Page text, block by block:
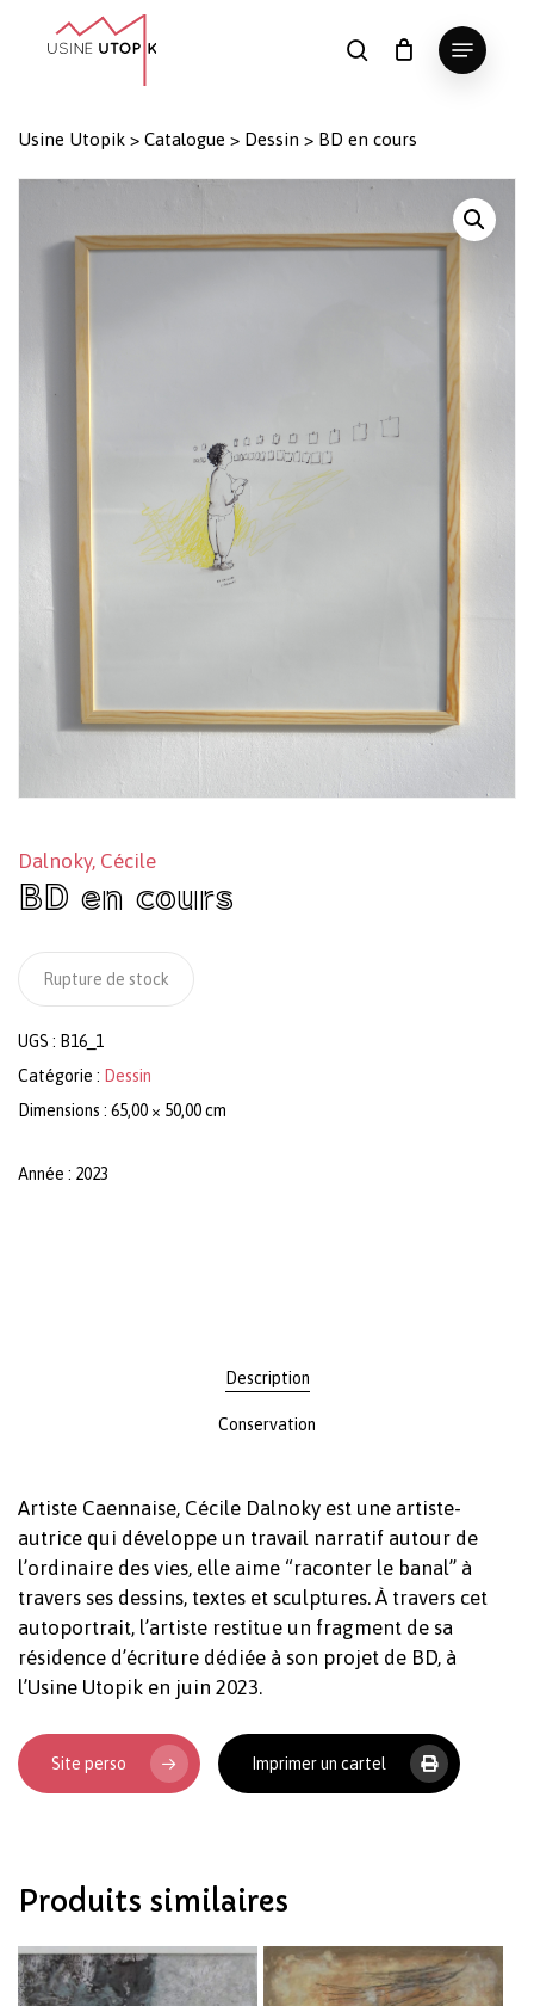
search
Menu
Panier Fermer
le
Votre panier est vide.
Usine Utopik > Catalogue > Dessin > BD en cours
Dalnoky, Cécile
BD en cours
Rupture de stock
UGS : B16_1
Catégorie : Dessin
Dimensions : 65,00 × 50,00 cm
Année : 2023
Description
Conservation
Artiste Caennaise, Cécile Dalnoky est une artiste-
autrice qui développe un travail narratif autour de
l’ordinaire des vies, elle aime “raconter le banal” à
travers ses dessins, textes et sculptures. À travers cet
autoportrait, l’artiste restitue un fragment de sa
résidence d’écriture dédiée à son projet de BD, à
l’Usine Utopik en juin 2023.
Site perso Imprimer un cartel
Produits similaires
Close